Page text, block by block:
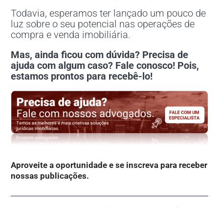
Todavia, esperamos ter lançado um pouco de
luz sobre o seu potencial nas operações de
compra e venda imobiliária.
Mas, ainda ficou com dúvida? Precisa de
ajuda com algum caso? Fale conosco! Pois,
estamos prontos para recebê-lo!
Aproveite a oportunidade e se inscreva para receber
nossas publicações.